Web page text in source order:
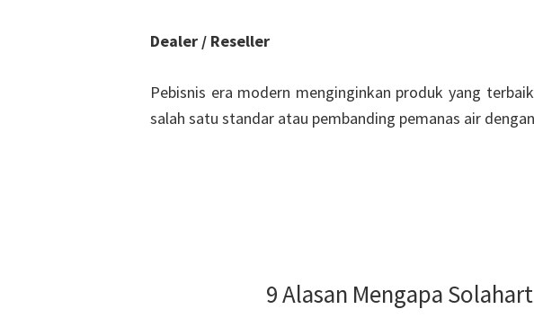
Dealer / Reseller
Pebisnis era modern menginginkan produk yang
salah satu standar atau pembanding pemanas air
9 Alasan Mengapa